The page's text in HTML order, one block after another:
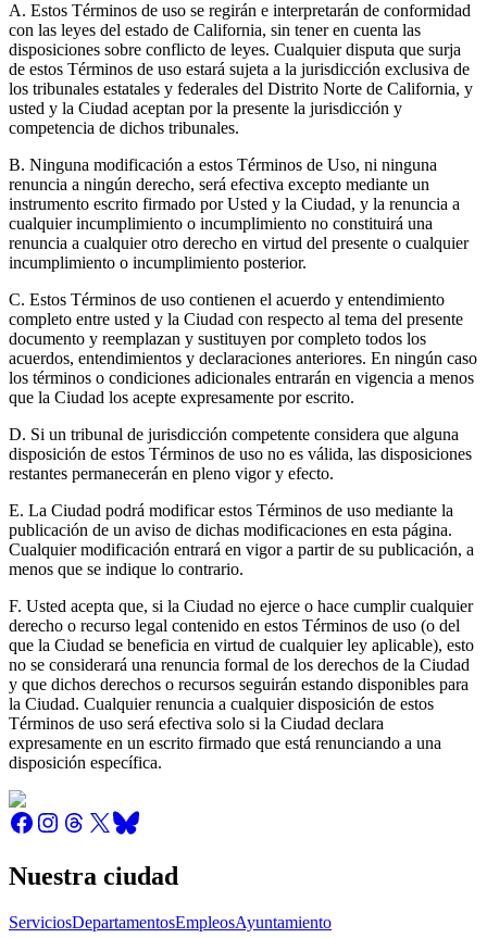
A. Estos Términos de uso se regirán e interpretarán de conformidad
con las leyes del estado de California, sin tener en cuenta las
disposiciones sobre conflicto de leyes. Cualquier disputa que surja
de estos Términos de uso estará sujeta a la jurisdicción exclusiva de
los tribunales estatales y federales del Distrito Norte de California, y
usted y la Ciudad aceptan por la presente la jurisdicción y
competencia de dichos tribunales.
B. Ninguna modificación a estos Términos de Uso, ni ninguna
renuncia a ningún derecho, será efectiva excepto mediante un
instrumento escrito firmado por Usted y la Ciudad, y la renuncia a
cualquier incumplimiento o incumplimiento no constituirá una
renuncia a cualquier otro derecho en virtud del presente o cualquier
incumplimiento o incumplimiento posterior.
C. Estos Términos de uso contienen el acuerdo y entendimiento
completo entre usted y la Ciudad con respecto al tema del presente
documento y reemplazan y sustituyen por completo todos los
acuerdos, entendimientos y declaraciones anteriores. En ningún caso
los términos o condiciones adicionales entrarán en vigencia a menos
que la Ciudad los acepte expresamente por escrito.
D. Si un tribunal de jurisdicción competente considera que alguna
disposición de estos Términos de uso no es válida, las disposiciones
restantes permanecerán en pleno vigor y efecto.
E. La Ciudad podrá modificar estos Términos de uso mediante la
publicación de un aviso de dichas modificaciones en esta página.
Cualquier modificación entrará en vigor a partir de su publicación, a
menos que se indique lo contrario.
F. Usted acepta que, si la Ciudad no ejerce o hace cumplir cualquier
derecho o recurso legal contenido en estos Términos de uso (o del
que la Ciudad se beneficia en virtud de cualquier ley aplicable), esto
no se considerará una renuncia formal de los derechos de la Ciudad
y que dichos derechos o recursos seguirán estando disponibles para
la Ciudad. Cualquier renuncia a cualquier disposición de estos
Términos de uso será efectiva solo si la Ciudad declara
expresamente en un escrito firmado que está renunciando a una
disposición específica.
Nuestra ciudad
ServiciosDepartamentosEmpleosAyuntamiento